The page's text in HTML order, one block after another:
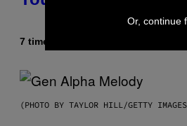
7 timer siden
(PHOTO BY TAYLOR HILL/GETTY
Or, continue